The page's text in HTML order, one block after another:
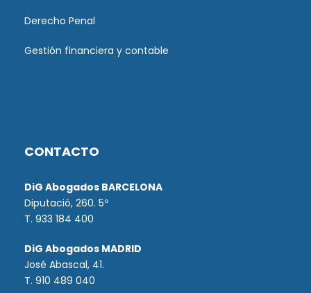
Derecho Penal
Gestión financiera y contable
CONTACTO
DiG Abogados BARCELONA
Diputació, 260. 5º
T. 933 184 400
DiG Abogados MADRID
José Abascal, 41.
T. 910 489 040